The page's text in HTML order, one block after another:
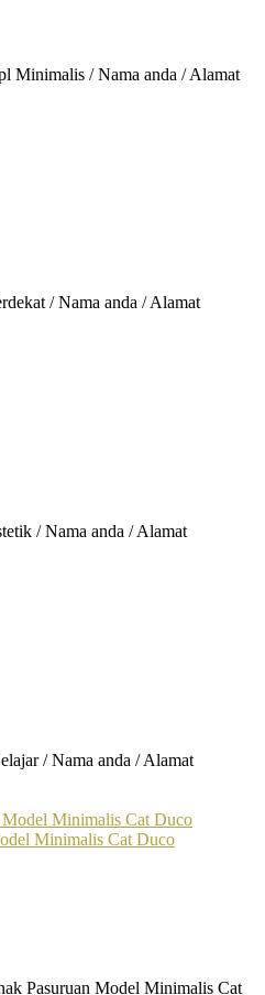
Minimalis / Nama anda / Alamat
/ Nama anda / Alamat
/ Nama anda / Alamat
/ Nama anda / Alamat
Minimalis Cat Duco
Pasuruan Model Minimalis Cat